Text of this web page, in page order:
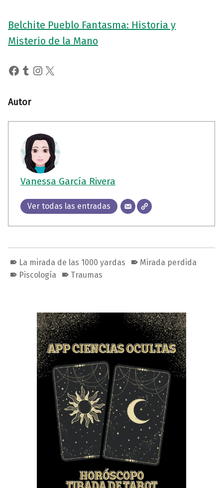
Belchite Pueblo Fantasma: Historia y
Misterio de la Mano
Facebook
Tumblr
Instagram
X
Autor
Vanessa García Rivera
Ver todas las entradas
La mirada de las 1000 yardas
Mirada perdida
Piscología
Traumas